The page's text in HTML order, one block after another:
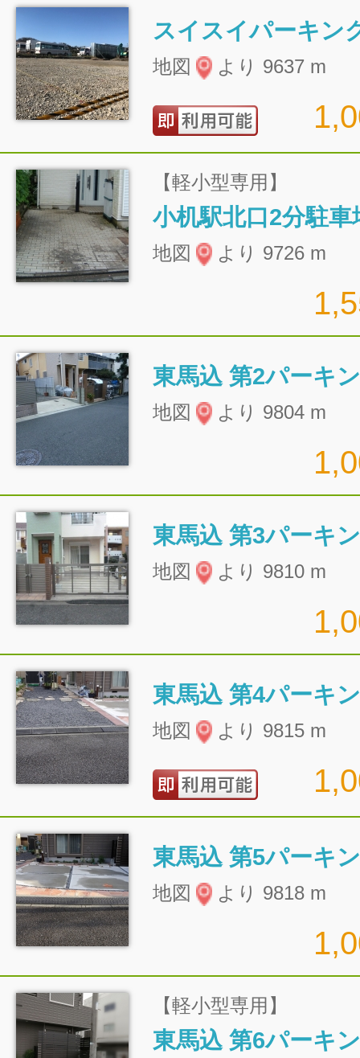
スイスイパーキン
地図 より 9637 m
【軽小型専用】
小机駅北口2分駐車
地図 より 9726 m
東馬込 第2パーキ
地図 より 9804 m
東馬込 第3パーキ
地図 より 9810 m
東馬込 第4パーキ
地図 より 9815 m
東馬込 第5パーキ
地図 より 9818 m
【軽小型専用】
東馬込 第6パーキ